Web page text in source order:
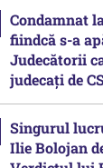
Condamnat
fiindcă s-a
Judecătorii
judecați de
Singurul
Ilie Bolojan